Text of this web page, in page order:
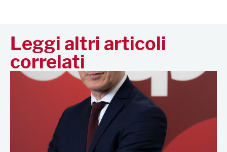
Leggi altri articoli
correlati